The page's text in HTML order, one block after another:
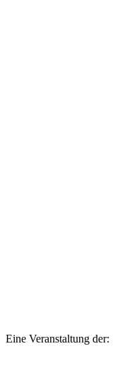
Eine Veranstaltung der: